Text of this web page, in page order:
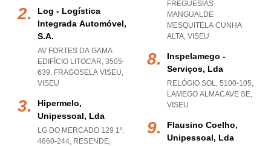
Log - Logística
Integrada Automóvel,
S.a.
AV FORTES DA GAMA
EDIFÍCIO LITOCAR, 3505-
639, FRAGOSELA VISEU,
VISEU
Hipermelo,
Unipessoal, Lda
LG DO MERCADO 129 1º,
4660-244, RESENDE,
FREGUESIAS
MANGUALDE
MESQUITELA CUNHA
ALTA, VISEU
Inspelamego -
Serviços, Lda
RELÓGIO SOL, 5100-105,
LAMEGO ALMACAVE SE,
VISEU
Flausino Coelho,
Unipessoal, Lda